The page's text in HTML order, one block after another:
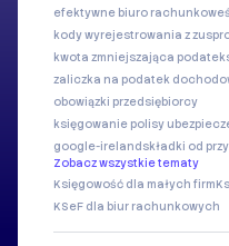
efektywne biuro rachunkowe
kody wyrejestrowania z zus
kwota zmniejszająca podatek
zaliczka na podatek
obowiązki przedsiębiorcy
księgowanie polisy
google-ireland składki od
Zobacz wszystkie tematy
Księgowość dla małych firm
KSeF dla biur rachunkowych